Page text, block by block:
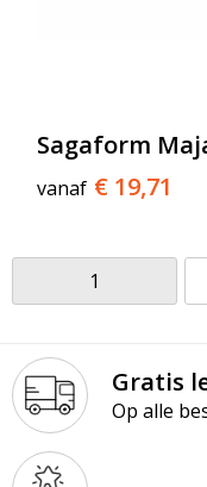
Sagaform
vanaf € 19,71
1
Gratis
Op alle